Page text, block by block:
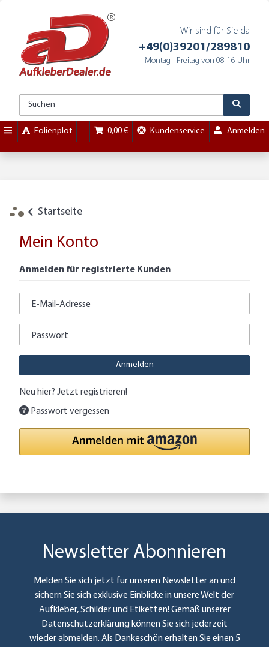
Wir sind für Sie da
+49(0)39201/289810
Montag - Freitag von 08-16 Uhr
Folienplot 0,00 € Kundenservice Anmelden
Startseite
Mein Konto
Anmelden für registrierte Kunden
E-Mail-Adresse
Passwort
Anmelden
Neu hier? Jetzt registrieren!
Passwort vergessen
Newsletter Abonnieren
Melden Sie sich jetzt für unseren Newsletter an und
sichern Sie sich exklusive Einblicke in unsere Welt der
Aufkleber, Schilder und Etiketten! Gemäß unserer
Datenschutzerklärung können Sie sich jederzeit
wieder abmelden. Als Dankeschön erhalten Sie einen 5